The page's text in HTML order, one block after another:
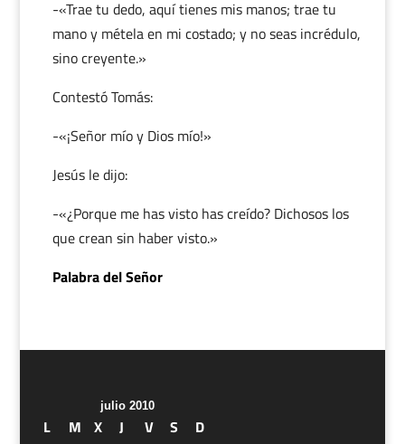
-«Trae tu dedo, aquí tienes mis manos; trae tu
mano y métela en mi costado; y no seas incrédulo,
sino creyente.»
Contestó Tomás:
-«¡Señor mío y Dios mío!»
Jesús le dijo:
-«¿Porque me has visto has creído? Dichosos los
que crean sin haber visto.»
Palabra del Señor
julio 2010
L M X J V S
D